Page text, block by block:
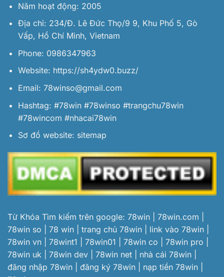
Năm hoạt động: 2005
Địa chỉ: 234/Đ. Lê Đức Thọ/9 9, Khu Phố 5, Gò
Vấp, Hồ Chí Minh, Vietnam
Phone: 0986347963
Website: https://sh4ydw0.buzz/
Email: 78winso@gmail.com
Hashtag: #78win #78winso #trangchu78win
#78wincom #nhacai78win
Sơ đồ website: sitemap
Từ Khóa Tìm kiếm trên google: 78win | 78win.com |
78win so | 78 win | trang chủ 78win | link vào 78win |
78win vn | 78wint1 | 78win01 | 78win co | 78win pro |
78win uk | 78win dev | 78win net | nhà cái 78win |
đăng nhập 78win | đăng ký 78win | nạp tiền 78win |